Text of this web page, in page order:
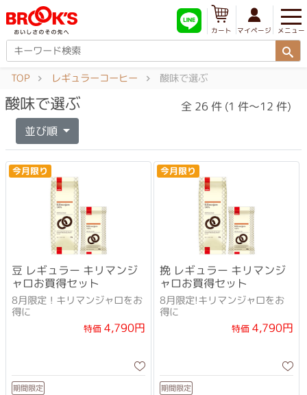
メニュー
マイページ
カート
TOP レギュラーコーヒー 酸味で選ぶ
酸味で選ぶ 全 26 件 (1 件～12 件)
並び順
今月限り
豆 レギュラー キリマンジ
ャロお買得セット
8月限定！キリマンジャロをお
得に
特価4,790円
期間限定
今月限り
挽 レギュラー キリマンジ
ャロお買得セット
8月限定!キリマンジャロをお
得に
特価4,790円
期間限定